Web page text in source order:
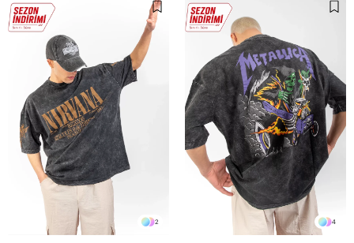
2 4